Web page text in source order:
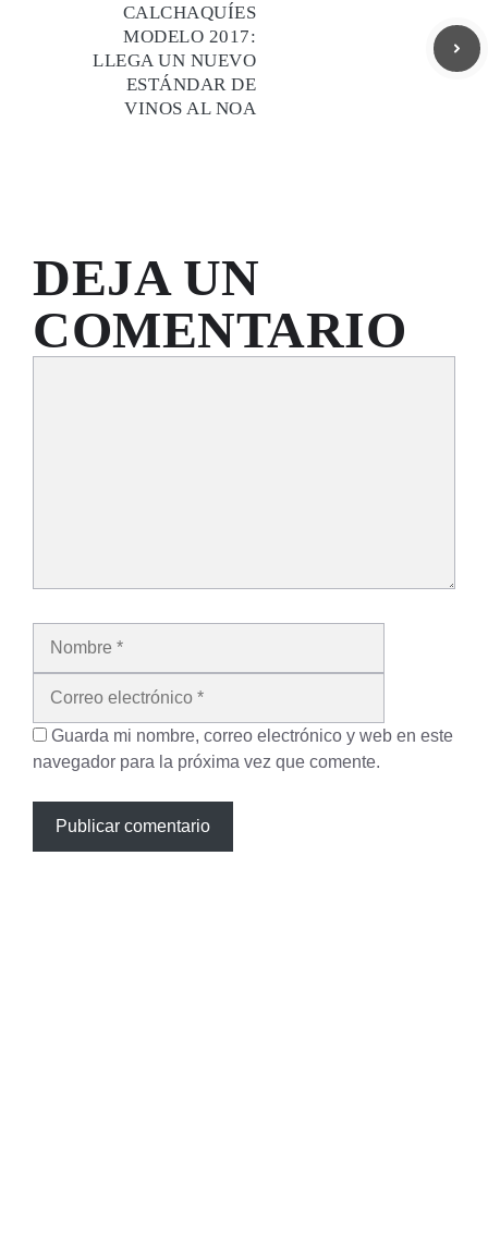
CALCHAQUÍES
MODELO 2017:
LLEGA UN NUEVO
ESTÁNDAR DE
VINOS AL NOA
DEJA UN
COMENTARIO
Guarda mi nombre, correo electrónico y web en este
navegador para la próxima vez que comente.